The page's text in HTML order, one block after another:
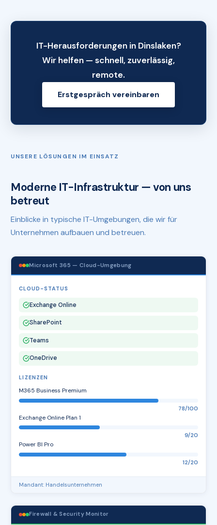
IT-Herausforderungen in Dinslaken?
Wir helfen — schnell, zuverlässig,
remote.
Erstgespräch vereinbaren
UNSERE LÖSUNGEN IM EINSATZ
Moderne IT-Infrastruktur — von uns
betreut
Einblicke in typische IT-Umgebungen, die wir für
Unternehmen aufbauen und betreuen.
Microsoft 365 — Cloud-Umgebung
CLOUD-STATUS
Exchange Online
SharePoint
Teams
OneDrive
LIZENZEN
M365 Business Premium
78/100
Exchange Online Plan 1
9/20
Power BI Pro
12/20
Mandant: Handelsunternehmen
Firewall & Security Monitor